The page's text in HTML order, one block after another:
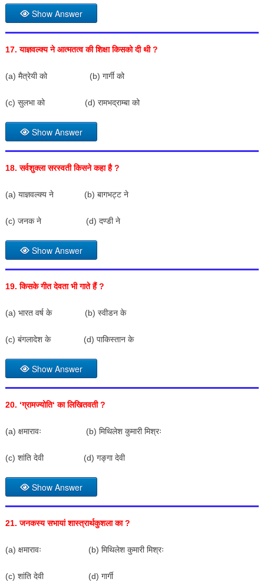
Show Answer
17.याज्ञवल्क्य ने आत्मतत्व की शिक्षा किसको दी थी?
(a) मैत्रेयी को (b) गार्गी को
(c) सुलभा को (d) रामभद्राम्बा को
Show Answer
18.सर्वशुक्ला सरस्वती किसने कहा है?
(a) याज्ञवल्क्य ने (b) बागभट्ट ने
(c) जनक ने (d) दण्डी ने
Show Answer
19.किसके गीत देवता भी गाते हैं?
(a) भारत वर्ष के (b) स्वीडन के
(c) बंगलादेश के (d) पाकिस्तान के
Show Answer
20. ‘ग्रामज्योति‘का लिखितवती?
(a) क्षमारावः (b) मिथिलेश कुमारी मिश्रः
(c) शांति देवी (d) गङ्गा देवी
Show Answer
21.जनकस्य सभायां शास्त्रार्थकुशला का?
(a) क्षमारावः (b) मिथिलेश कुमारी मिश्रः
(c) शांति देवी (d) गार्गी